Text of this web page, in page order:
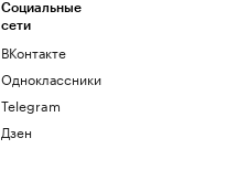
Социальные
сети
ВКонтакте
Одноклассники
Telegram
Дзен